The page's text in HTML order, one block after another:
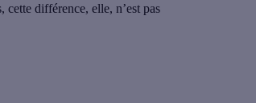
cette différence, elle, n’est pas